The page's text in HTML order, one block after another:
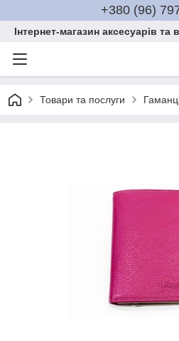
+380 (96)
Інтернет-магазин аксесуарів та
Товари та послуги